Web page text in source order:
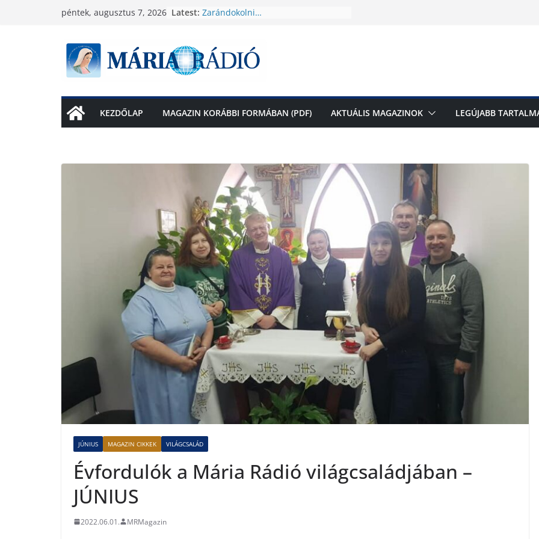
péntek, augusztus 7, 2026 Latest: Zarándokolni…
Imádságra hívjuk magazinunk
olvasóit!
Önkéntes találkozó a Jézus Szíve
Olában
KEZDŐLAP
MAGAZIN KORÁBBI FORMÁBAN (PDF) AKTUÁLIS MAGAZINOK LEGÚJABB
JÚNIUS MAGAZIN CIKKEK VILÁGCSALÁD
Évfordulók a Mária Rádió világcsaládjában –
JÚNIUS
2022.06.01. MRMagazin